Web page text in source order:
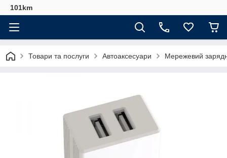
101km
Товари та послуги Автоаксесуари Мережевий